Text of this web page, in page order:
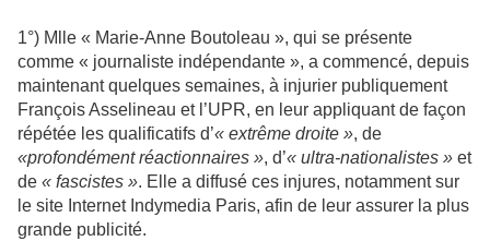
1°) Mlle « Marie-Anne Boutoleau », qui se présente
comme « journaliste indépendante », a commencé, depuis
maintenant quelques semaines, à injurier publiquement
François Asselineau et l’UPR, en leur appliquant de façon
répétée les qualificatifs d’« extrême droite », de
«profondément réactionnaires », d’« ultra-nationalistes » et
de « fascistes ». Elle a diffusé ces injures, notamment sur
le site Internet Indymedia Paris, afin de leur assurer la plus
grande publicité.